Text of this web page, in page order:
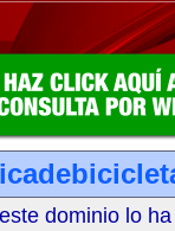
dominio lo